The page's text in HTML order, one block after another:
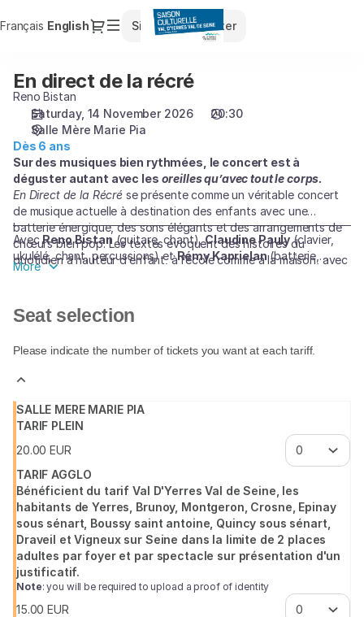
Français Current
English Dialog
Sign in Register
selection
Marie
Pia
14.11.2026
20:30
direct
de
Saison
d'Yerres
Val
En
direct
récré
En direct de la récré
Reno Bistan
Saturday, 14 November 2026
20:30
Salle Mère Marie Pia
Dès 6 ans
Sur des musiques bien rythmées, le concert est à
déguster autant avec les oreilles qu’avec tout le corps.
En Direct de la Récré se présente comme un véritable concert
de musique actuelle à destination des enfants avec une
batterie énergique, des sons élégants et des arrangements de
chœurs bien pop. Les textes évoquent des histoires du
quotidien à hauteur d’enfant, à l’école comme à la maison, avec
Entre deux chansons, des témoignages d’enfants recueillis par
le journaliste Olivier Minot ponctuent le concert qui se déroule
studio de radio.
AvecReno Bistan(guitare, chant),Claudine Pauly(clavier,
ukulélé, chant, percussions) etRémy Kaprielan(batterie,
chant)
More
Seat selection
Please indicate the number of tickets you want at each tariff.
SALLE MERE MARIE PIA
TARIF PLEIN
20.00 EUR
TARIF AGGLO
Bénéficient du tarif Val D'Yerres Val de Seine, les
habitants de Yerres, Brunoy, Montgeron, Crosne, Epinay
sous sénart, Boussy saint antoine, Quincy sous sénart,
Draveil et Vigneux sur Seine dans la limite de 2 places
adultes par foyer et par spectacle sur présentation d'un
justificatif.
Note: you will be required to upload a proof of identity
15.00 EUR